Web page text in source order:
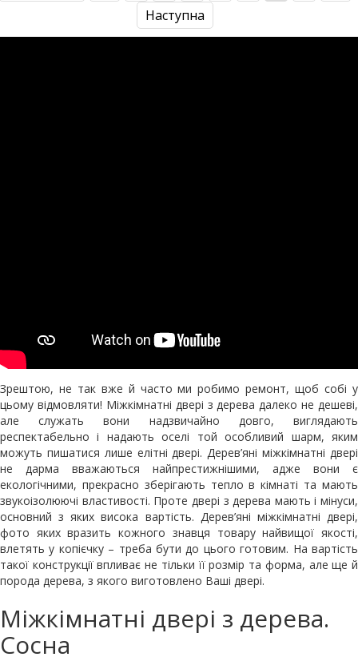
Наступна
Зрештою, не так вже й часто ми робимо ремонт, щоб собі у
цьому відмовляти! Міжкімнатні двері з дерева далеко не дешеві,
але служать вони надзвичайно довго, виглядають
респектабельно і надають оселі той особливий шарм, яким
можуть пишатися лише елітні двері. Дерев’яні міжкімнатні двері
не дарма вважаються найпрестижнішими, адже вони є
екологічними, прекрасно зберігають тепло в кімнаті та мають
звукоізолюючі властивості. Проте двері з дерева мають і мінуси,
основний з яких висока вартість. Дерев’яні міжкімнатні двері,
фото яких вразить кожного знавця товару найвищої якості,
влетять у копієчку – треба бути до цього готовим. На вартість
такої конструкції впливає не тільки її розмір та форма, але ще й
порода дерева, з якого виготовлено Ваші двері.
Міжкімнатні двері з дерева.
Сосна